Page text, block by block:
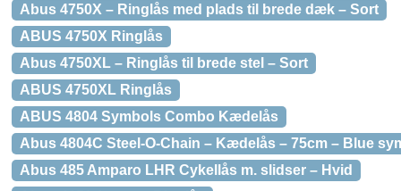
Abus 4750X – Ringlås med plads til brede dæk – Sort
ABUS 4750X Ringlås
Abus 4750XL – Ringlås til brede stel – Sort
ABUS 4750XL Ringlås
ABUS 4804 Symbols Combo Kædelås
Abus 4804C Steel-O-Chain – Kædelås – 75cm – Blue
Abus 485 Amparo LHR Cykellås m. slidser – Hvid